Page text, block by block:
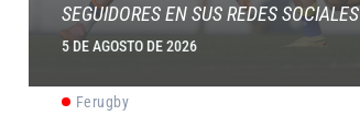
SEGUIDORES EN SUS REDES SOCIALES
5 DE AGOSTO DE 2026
Ferugby